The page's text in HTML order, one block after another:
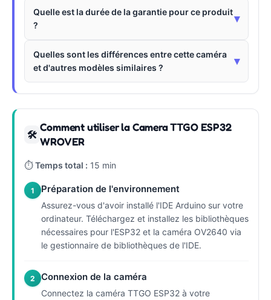
Quelle est la durée de la garantie pour ce produit
?
▾
Quelles sont les différences entre cette caméra
et d'autres modèles similaires ?
▾
🛠
Comment utiliser la Camera TTGO ESP32
WROVER
⏱Temps total : 15 min
1 Préparation de l'environnement
Assurez-vous d'avoir installé l'IDE Arduino sur votre
ordinateur. Téléchargez et installez les bibliothèques
nécessaires pour l'ESP32 et la caméra OV2640 via
le gestionnaire de bibliothèques de l'IDE.
2 Connexion de la caméra
Connectez la caméra TTGO ESP32 à votre